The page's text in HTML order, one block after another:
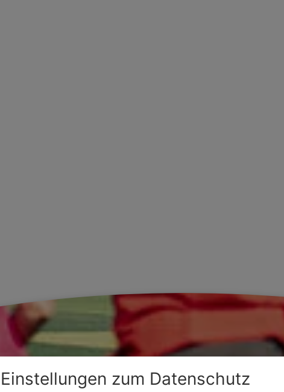
Einstellungen zum Datenschutz